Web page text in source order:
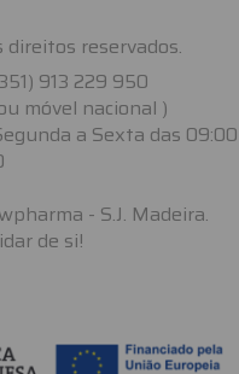
reservados.
913 229 950
móvel nacional )
a Sexta das 09:00
- S.J. Madeira.
de si!